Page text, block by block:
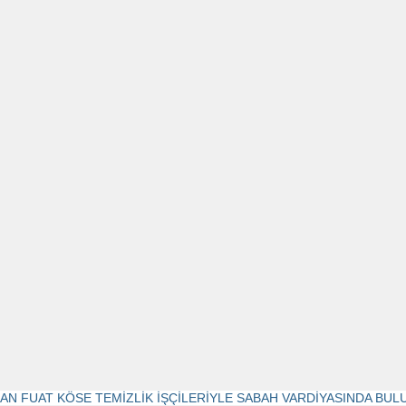
FUAT KÖSE TEMİZLİK İŞÇİLERİYLE SABAH VARDİYASINDA